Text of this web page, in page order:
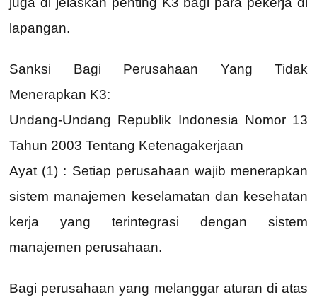
lapangan.
Sanksi Bagi Perusahaan Yang Tidak
Menerapkan K3:
Undang-Undang Republik Indonesia Nomor 13
Tahun 2003 Tentang Ketenagakerjaan
Ayat (1) : Setiap perusahaan wajib menerapkan
sistem manajemen keselamatan dan kesehatan
kerja yang terintegrasi dengan sistem
manajemen perusahaan.
Bagi perusahaan yang melanggar aturan di atas